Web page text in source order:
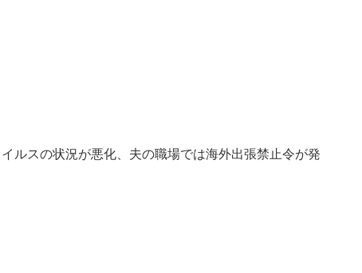
ルスの状況が悪化、夫の職場では海外出張禁止令が発